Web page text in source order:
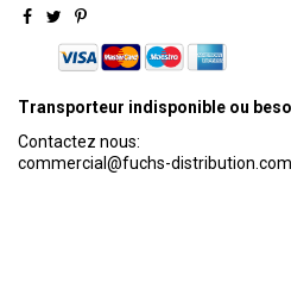
Transporteur indisponible ou
Contactez nous:
commercial@fuchs-distribution.com